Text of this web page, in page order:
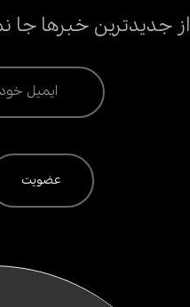
از جدیدترین خبرها جا